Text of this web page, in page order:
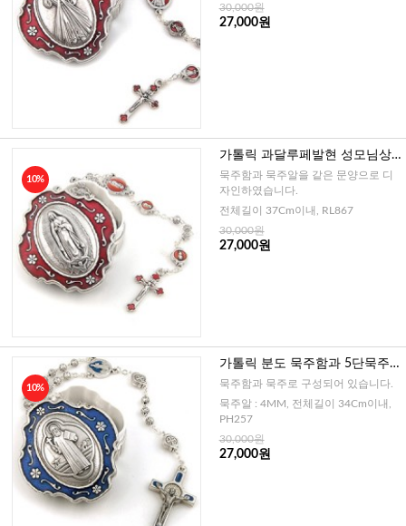
30,000원
27,000원
10%
가톨릭 과달루페발현 성모님상
묵주함과 5단묵주 4mm (이태리)
묵주함과 묵주알을 같은 문양으로 디
자인하였습니다.
전체길이 37Cm이내, RL867
30,000원
27,000원
10%
가톨릭 분도 묵주함과 5단묵주 4
mm (이태리)
묵주함과 묵주로 구성되어 있습니다.
묵주알 : 4MM, 전체길이 34Cm이내,
PH257
30,000원
27,000원